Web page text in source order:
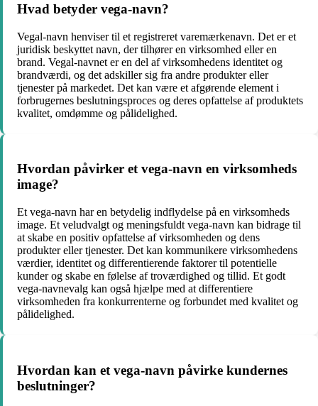
Hvad betyder vega-navn?
Vegal-navn henviser til et registreret varemærkenavn. Det er et
juridisk beskyttet navn, der tilhører en virksomhed eller en
brand. Vegal-navnet er en del af virksomhedens identitet og
brandværdi, og det adskiller sig fra andre produkter eller
tjenester på markedet. Det kan være et afgørende element i
forbrugernes beslutningsproces og deres opfattelse af produktets
kvalitet, omdømme og pålidelighed.
Hvordan påvirker et vega-navn en virksomheds
image?
Et vega-navn har en betydelig indflydelse på en virksomheds
image. Et veludvalgt og meningsfuldt vega-navn kan bidrage til
at skabe en positiv opfattelse af virksomheden og dens
produkter eller tjenester. Det kan kommunikere virksomhedens
værdier, identitet og differentierende faktorer til potentielle
kunder og skabe en følelse af troværdighed og tillid. Et godt
vega-navnevalg kan også hjælpe med at differentiere
virksomheden fra konkurrenterne og forbundet med kvalitet og
pålidelighed.
Hvordan kan et vega-navn påvirke kundernes
beslutninger?